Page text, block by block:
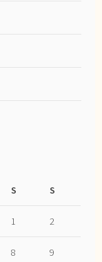
S S
1 2
8 9